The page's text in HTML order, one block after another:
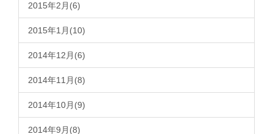
2015年2月(6)
2015年1月(10)
2014年12月(6)
2014年11月(8)
2014年10月(9)
2014年9月(8)